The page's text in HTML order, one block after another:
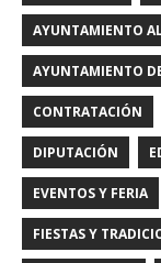
AYUNTAMIENTO
AYUNTAMIENTO
CONTRATACIÓN
DIPUTACIÓN
EVENTOS Y FERIA
FIESTAS Y